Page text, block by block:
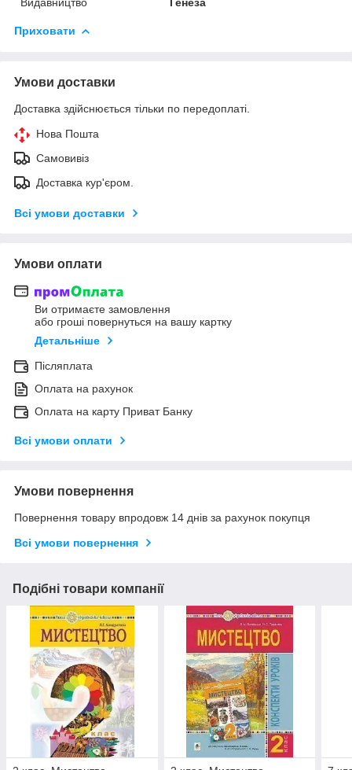
Приховати
Умови доставки
Доставка здійснюється тільки по передоплаті.
Нова Пошта
Самовивіз
Доставка кур'єром.
Всі умови доставки
Умови оплати
Ви отримаєте замовлення
або гроші повернуться на вашу картку
Детальніше
Післяплата
Оплата на рахунок
Оплата на карту Приват Банку
Всі умови оплати
Умови повернення
Повернення товару впродовж 14 днів за рахунок покупця
Всі умови повернення
Подібні товари компанії